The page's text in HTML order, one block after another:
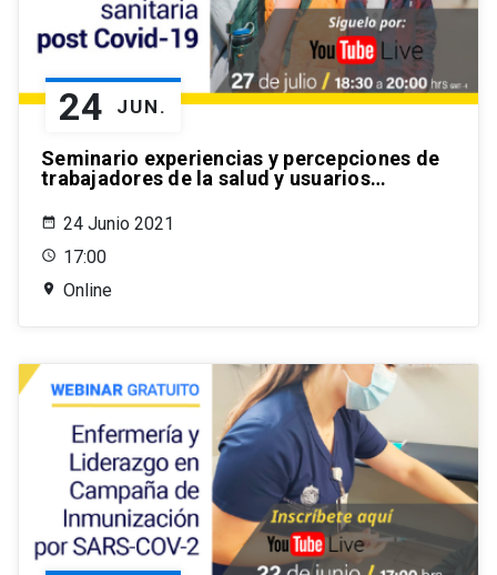
24 JUN.
Seminario experiencias y percepciones de
trabajadores de la salud y usuarios…
24 Junio 2021
17:00
Online